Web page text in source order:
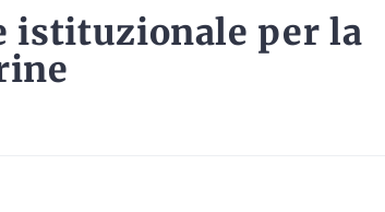
istituzionale per la